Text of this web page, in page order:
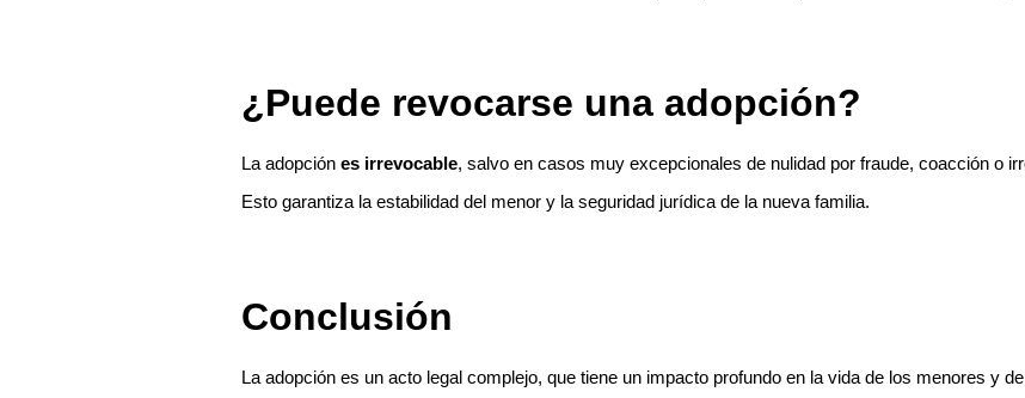
¿Puede revocarse una adopción?
La adopción es irrevocable, salvo en casos muy excepcionales de nulidad por fraude, coacción o
Esto garantiza la estabilidad del menor y la seguridad jurídica de la nueva familia.
Conclusión
La adopción es un acto legal complejo, que tiene un impacto profundo en la vida de los menores y